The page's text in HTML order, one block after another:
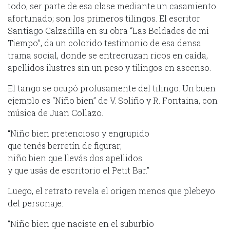
todo, ser parte de esa clase mediante un casamiento
afortunado; son los primeros tilingos. El escritor
Santiago Calzadilla en su obra “Las Beldades de mi
Tiempo”, da un colorido testimonio de esa densa
trama social, donde se entrecruzan ricos en caída,
apellidos ilustres sin un peso y tilingos en ascenso.
El tango se ocupó profusamente del tilingo. Un buen
ejemplo es “Niño bien” de V. Soliño y R. Fontaina, con
música de Juan Collazo.
“Niño bien pretencioso y engrupido
que tenés berretín de figurar;
niño bien que llevás dos apellidos
y que usás de escritorio el Petit Bar.”
Luego, el retrato revela el origen menos que plebeyo
del personaje:
“Niño bien que naciste en el suburbio